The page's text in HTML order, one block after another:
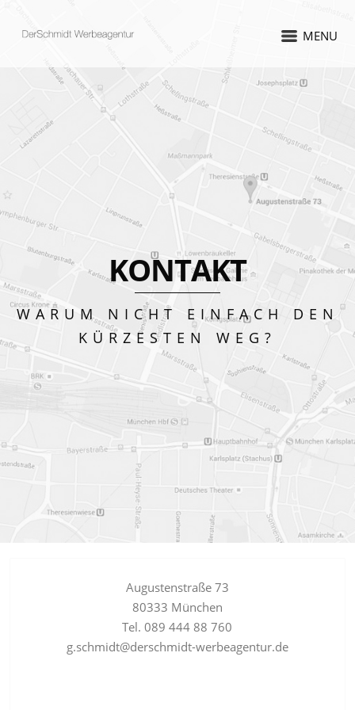
MENU
KONTAKT
WARUM NICHT EINFACH DEN
KÜRZESTEN WEG?
Augustenstraße 73
80333 München
Tel. 089 444 88 760
g.schmidt@derschmidt-werbeagentur.de